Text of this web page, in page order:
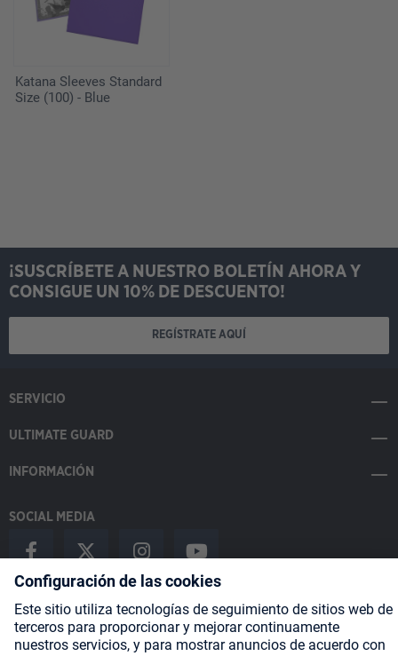
Katana Sleeves Standard
Size (100) - Blue
¡SUSCRÍBETE A NUESTRO BOLETÍN AHORA Y
CONSIGUE UN 10% DE DESCUENTO!
REGÍSTRATE AQUÍ
SERVICIO
ULTIMATE GUARD
INFORMACIÓN
SOCIAL MEDIA
Payment Methods